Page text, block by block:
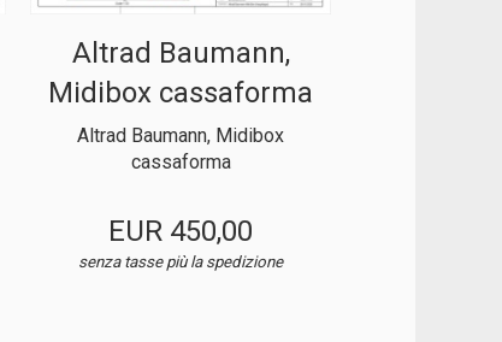
Altrad Baumann,
Midibox cassaforma
Altrad Baumann, Midibox
cassaforma
EUR 450,00
senza tasse più la spedizione